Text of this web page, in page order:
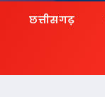
छत्तीसगढ़